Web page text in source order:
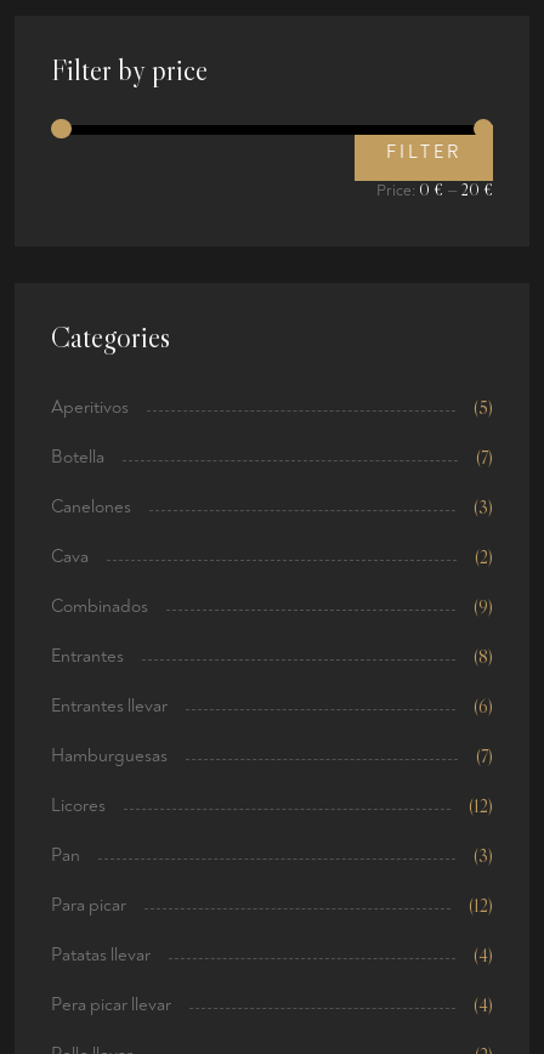
Filter by price
FILTER
Price: 0 € — 20 €
Categories
Aperitivos (5)
Botella (7)
Canelones (3)
Cava (2)
Combinados (9)
Entrantes (8)
Entrantes llevar (6)
Hamburguesas (7)
Licores (12)
Pan (3)
Para picar (12)
Patatas llevar (4)
Pera picar llevar (4)